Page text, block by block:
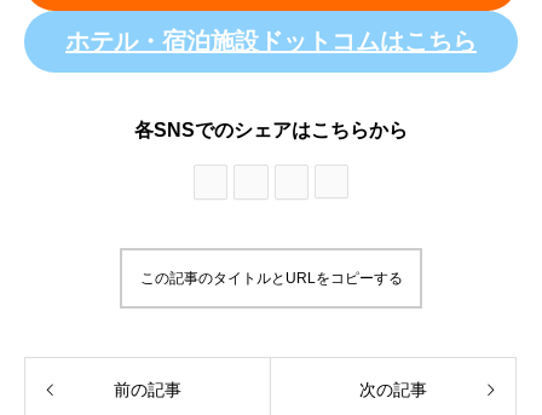
ホテル・宿泊施設ドットコムはこちら
各SNSでのシェアはこちらから
この記事のタイトルとURLをコピーする
前の記事 次の記事